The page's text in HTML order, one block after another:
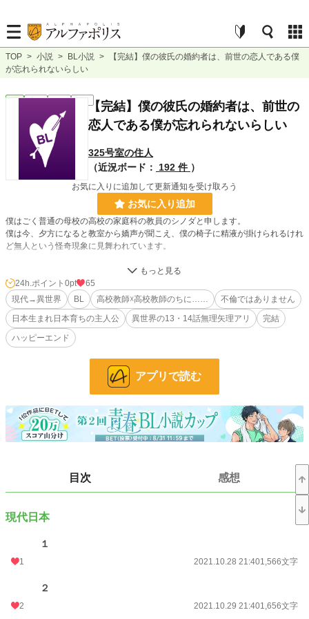
TOP > 小説 > BL小説 >
【完結】僕の彼氏の婚約者は、前世の恋人である僕
が忘れられないらしい
BL 完結 短編
【完結】僕の彼氏の婚約者は、前世の
恋人である僕が忘れられないらしい
325号室の住人
（近況ボード：
192 件 ）
お気に入りに追加して更新通知を受け取ろう
お気に入り追加
僕はごく普通の母校の高校の家庭科の教員のシノダと申します。
僕は今、夕方になると教室から嬌声が聞こえ、僕の椅子に精液が掛けられるけれ
ど無人という怪奇現象に見舞われています。
小説 228,970 位 / 228,970 件
BL 31,474 位 / 31,474 件
お気に入り 44
更新日時 2021.12.02 15:40
2021.12.02 16:27
週間ポイント 7 pt (77,350 位)
月間ポイント
年間ポイント
累計ポイント
24h.ポイント 0pt
65
現代→異世界
BL 高校教師☓高校教師のちに……
不倫ではありません
日本生まれ日本育ちの主人公
異世界の13・14話無理矢理アリ
完結
ハッピーエンド
アプリで読む
目次 感想
現代日本
１
1 2021.10.28 21:401,566文字
２
2 2021.10.29 21:401,656文字